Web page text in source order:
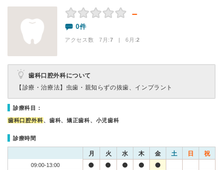
－
0件
アクセス数 7月:7 | 6月:2
歯科口腔外科について
【診療・治療法】 虫歯・親知らずの抜歯、インプラント
診療科目：
歯科口腔外科、歯科、矯正歯科、小児歯科
診療時間
月 火 水 木 金 土 日 祝
09:00-13:00